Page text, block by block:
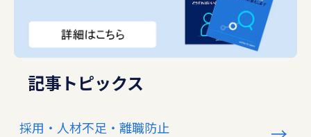
記事トピックス
採用・人材不足・離職防止